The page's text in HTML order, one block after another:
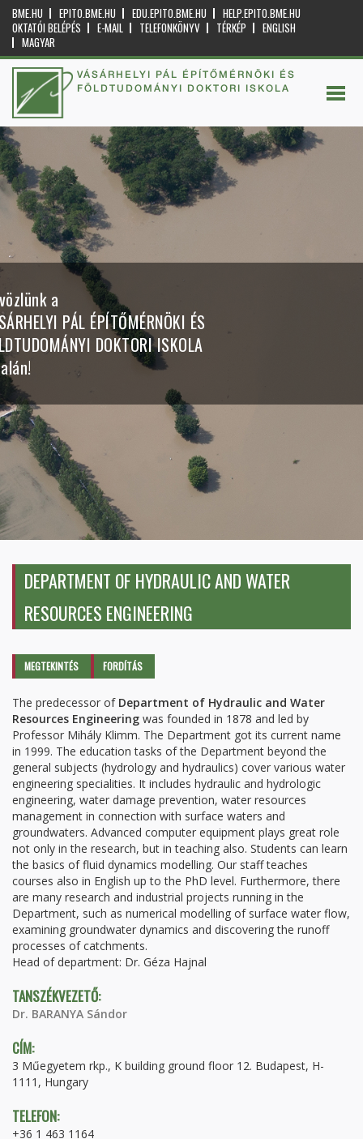
BME.HU EPITO.BME.HU EDU.EPITO.BME.HU
HELP.EPITO.BME.HU
OKTATÓI BELÉPÉS
E-MAIL TELEFONKÖNYV TÉRKÉP
ENGLISH
MAGYAR
VÁSÁRHELYI PÁL ÉPÍTŐMÉRNÖKI ÉS
FÖLDTUDOMÁNYI DOKTORI ISKOLA
a
PÁL ÉPÍTŐMÉRNÖKI ÉS
DOKTORI ISKOLA
DEPARTMENT OF HYDRAULIC AND WATER
RESOURCES ENGINEERING
Elsődleges fülek
MEGTEKINTÉS (AKTÍVFORDÍTÁS
The predecessor of Department of Hydraulic and Water
Resources Engineering was founded in 1878 and led by
Professor Mihály Klimm. The Department got its current name
in 1999. The education tasks of the Department beyond the
general subjects (hydrology and hydraulics) cover various water
engineering specialities. It includes hydraulic and hydrologic
engineering, water damage prevention, water resources
management in connection with surface waters and
groundwaters. Advanced computer equipment plays great role
not only in the research, but in teaching also. Students can learn
the basics of fluid dynamics modelling. Our staff teaches
courses also in English up to the PhD level. Furthermore, there
are many research and industrial projects running in the
Department, such as numerical modelling of surface water flow,
examining groundwater dynamics and discovering the runoff
processes of catchments.
Head of department: Dr. Géza Hajnal
TANSZÉKVEZETŐ:
Dr. BARANYA Sándor
CÍM:
3 Műegyetem rkp., K building ground floor 12. Budapest, H-
1111, Hungary
TELEFON:
+36 1 463 1164